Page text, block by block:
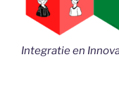
Integratie en